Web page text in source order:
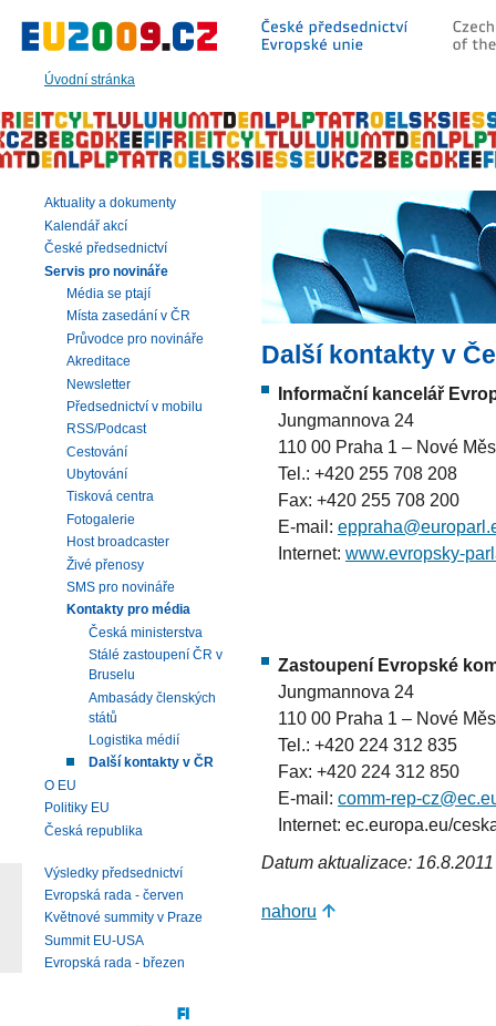
Úvodní stránka
hlavní
|
navigaci
|
vyhledávání
Další kontakty v
Informační kancelář
Jungmannova 24
110 00 Praha 1 – Nové
Tel.: +420 255 708 208
Fax: +420 255 708 200
E-mail:
Internet: www.evropsky-
Zastoupení Evropské
Jungmannova 24
110 00 Praha 1 – Nové
Tel.: +420 224 312 835
Fax: +420 224 312 850
E-mail: comm-rep-
Internet: ec.europa.eu/
Datum aktualizace:
nahoru
Aktuality a dokumenty
Kalendář akcí
České předsednictví
Servis pro novináře
Média se ptají
Místa zasedání v ČR
Průvodce pro novináře
Akreditace
Newsletter
Předsednictví v mobilu
RSS/Podcast
Cestování
Ubytování
Tisková centra
Fotogalerie
Host broadcaster
Živé přenosy
SMS pro novináře
Kontakty pro média
Česká ministerstva
Stálé zastoupení ČR v
Bruselu
Ambasády členských
států
Logistika médií
Další kontakty v ČR
O EU
Politiky EU
Česká republika
Výsledky předsednictví
Evropská rada - červen
Květnové summity v Praze
Summit EU-USA
Evropská rada - březen